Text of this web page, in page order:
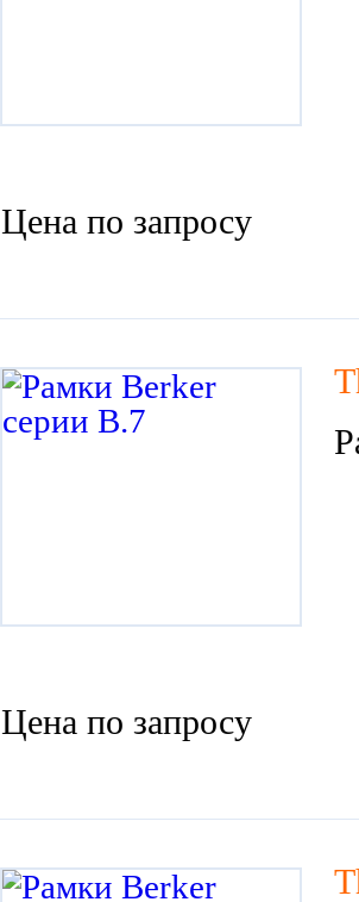
Цена по запросу
Цена по запросу